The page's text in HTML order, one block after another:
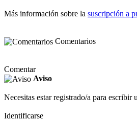
Más información sobre la suscripción a
Comentarios
Comentar
Aviso
Necesitas estar registrado/a para escribir
Identificarse